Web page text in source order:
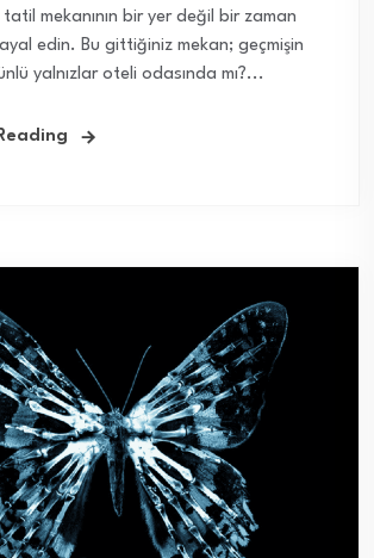
mekanının bir yer değil bir zaman
edin. Bu gittiğiniz mekan; geçmişin
yalnızlar oteli odasında mı?...